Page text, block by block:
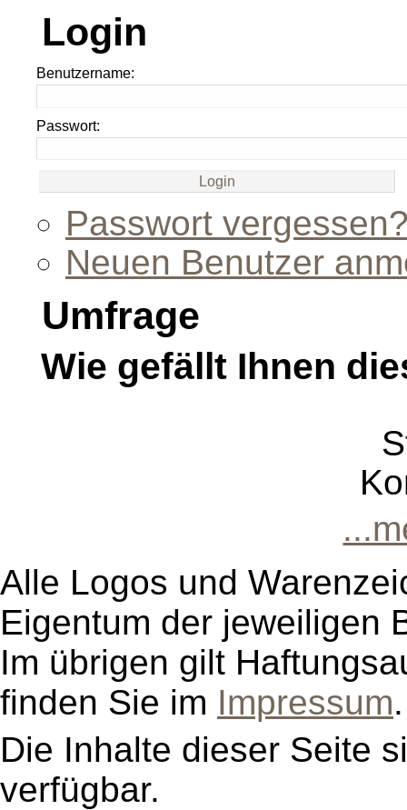
Login
Benutzername:
Passwort:
Passwort
Neuen Benutzer
Umfrage
Wie gefällt Ihnen
Alle Logos und
Eigentum der jeweiligen
Im übrigen gilt
finden Sie im Impressum.
Die Inhalte dieser Seite
verfügbar.